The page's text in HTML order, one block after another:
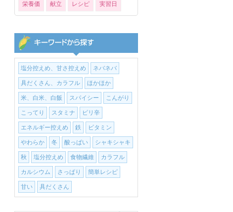
栄養価 献立 レシピ 実習日
塩分控えめ、甘さ控えめ ネバネバ
具だくさん、カラフル ほかほか
米、白米、白飯 スパイシー こんがり
こってり スタミナ ピリ辛
エネルギー控えめ 鉄 ビタミン
やわらか 冬 酸っぱい シャキシャキ
秋 塩分控えめ 食物繊維 カラフル
カルシウム さっぱり 簡単レシピ
甘い 具だくさん